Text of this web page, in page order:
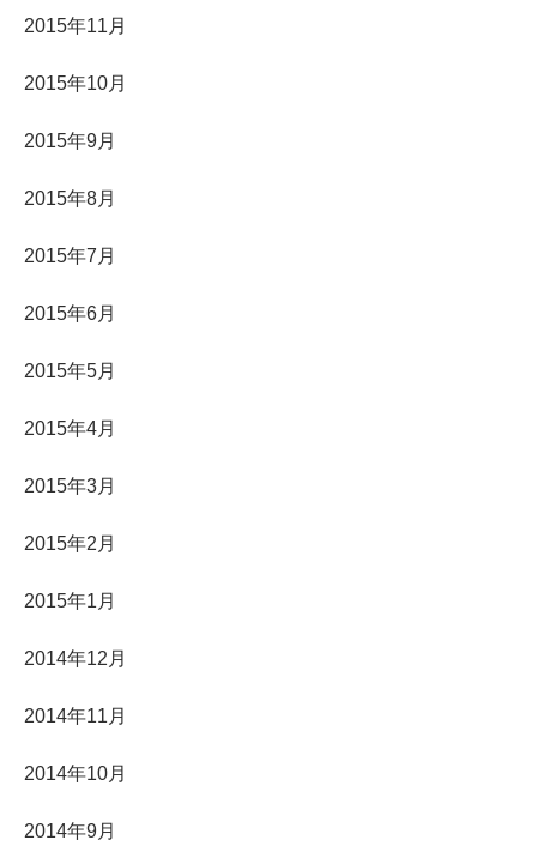
2015年11月
2015年10月
2015年9月
2015年8月
2015年7月
2015年6月
2015年5月
2015年4月
2015年3月
2015年2月
2015年1月
2014年12月
2014年11月
2014年10月
2014年9月